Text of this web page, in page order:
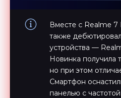
Вместе с Realme
также
устройства —
Новинка получила
но при этом
Смартфон
панелью с